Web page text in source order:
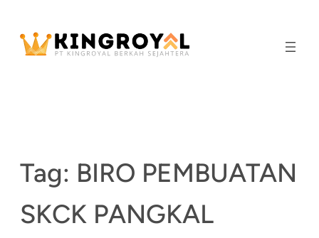
content
Tag: BIRO PEMBUATAN
SKCK PANGKAL